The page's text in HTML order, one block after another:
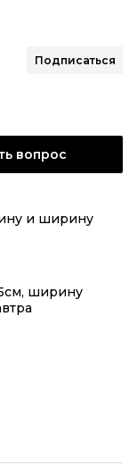
Подписаться
вопрос
и ширину
ширину